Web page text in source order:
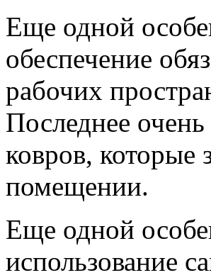
Еще одной
обеспечение
рабочих
Последнее
ковров,
помещении.
Еще одной
использование